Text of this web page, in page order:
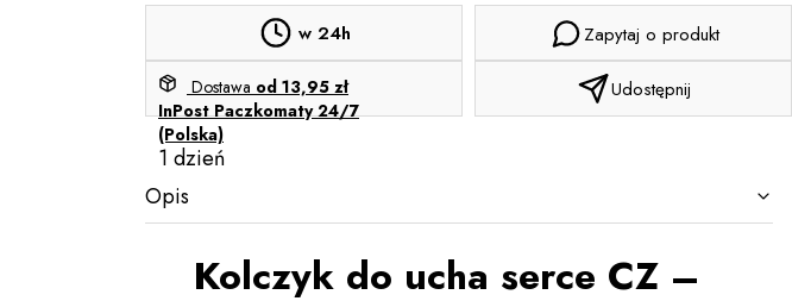
w 24h
Dostawa od 13,95 zł
InPost Paczkomaty 24/7
(Polska)
1 dzień
Zapytaj o produkt
Udostępnij
Opis
Kolczyk do ucha serce CZ –